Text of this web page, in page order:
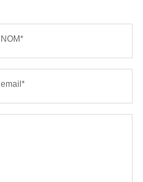
NOM*
email*